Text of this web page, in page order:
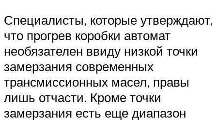
Специалисты, которые утверждают,
что прогрев коробки автомат
необязателен ввиду низкой точки
замерзания современных
трансмиссионных масел, правы
лишь отчасти. Кроме точки
замерзания есть еще диапазон